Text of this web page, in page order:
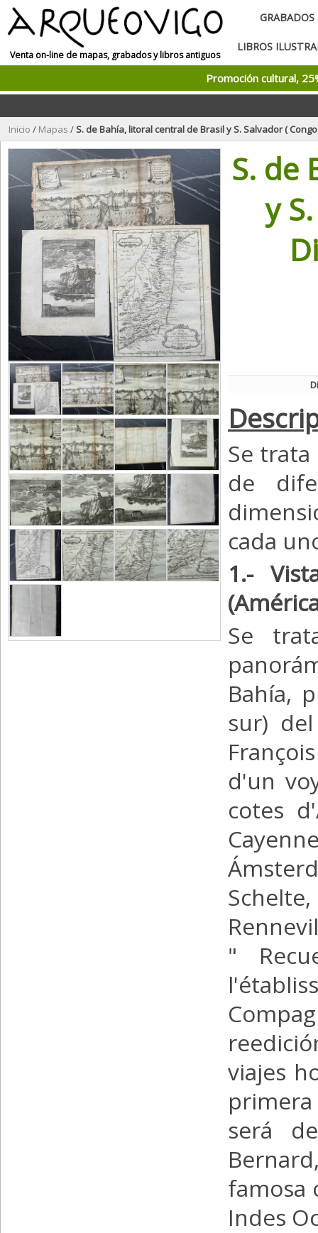
Venta on-line de mapas, grabados y libros antiguos
GRABADOS
LIBROS
Promoción cultural,
Inicio / Mapas /S. de Bahía, litoral central de Brasil y S. Salvador ( Congo, (África),
S. de
y
Se
de
cada
1.-
Se
Bahía,
sur)
d'un
cotes
"
viajes
será
famosa
Indes